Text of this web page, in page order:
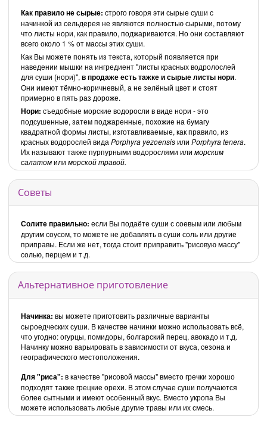
Как правило не сырые: строго говоря эти сырые суши с
начинкой из сельдерея не являются полностью сырыми, потому
что листы нори, как правило, поджариваются. Но они составляют
всего около 1 % от массы этих суши.
Как Вы можете понять из текста, который появляется при
наведении мышки на ингредиент "листы красных водролослей
для суши (нори)", в продаже есть тажке и сырые листы нори.
Они имеют тёмно-коричневый, а не зелёный цвет и стоят
примерно в пять раз дороже.
Нори: съедобные морские водоросли в виде нори - это
подсушенные, затем поджаренные, похожие на бумагу
квадратной формы листы, изготавливаемые, как правило, из
красных водорослей вида Porphyra yezoensisили Porphyra tenera.
Их называют также пурпурными водорослями или морским
салатомили морской травой.
Советы
Солите правильно: если Вы подаёте суши с соевым или любым
другим соусом, то можете не добавлять в суши соль или другие
приправы. Если же нет, тогда стоит приправить "рисовую массу"
солью, перцем и т.д.
Альтернативное приготовление
Начинка: вы можете приготовить различные варианты
сыроедческих суши. В качестве начинки можно использовать всё,
что угодно: огурцы, помидоры, болгарский перец, авокадо и т.д.
Начинку можно варьировать в зависимости от вкуса, сезона и
географического местоположения.
Для "риса": в качестве "рисовой массы" вместо гречки хорошо
подходят также грецкие орехи. В этом случае суши получаются
более сытными и имеют особенный вкус. Вместо укропа Вы
можете использовать любые другие травы или их смесь.